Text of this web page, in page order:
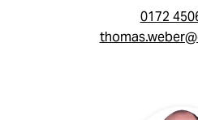
0172